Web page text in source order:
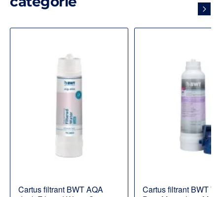
Cartus filtrant BWT AQA
Cartus filtrant BWT